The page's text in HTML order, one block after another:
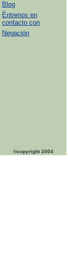
Blog
Éntrenos en
contacto con
Negación
©copyright 2004